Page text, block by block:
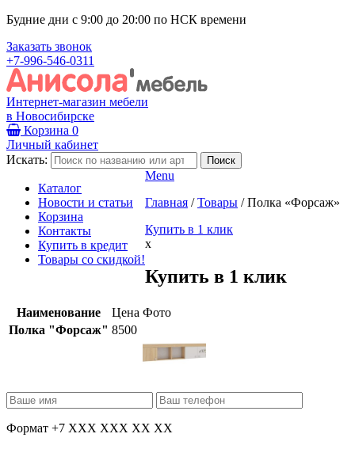
Будние дни с 9:00 до 20:00 по НСК времени
Заказать звонок
+7-996-546-0311
Интернет-магазин мебели
в Новосибирске
Корзина 0
Личный кабинет
Искать:
Каталог
Новости и статьи
Корзина
Контакты
Купить в кредит
Товары со скидкой!
Menu
Главная / Товары / Полка «Форсаж»
Купить в 1 клик
x
Купить в 1 клик
Наименование Цена Фото
Полка "Форсаж" 8500
Формат +7 XXX XXX XX XX